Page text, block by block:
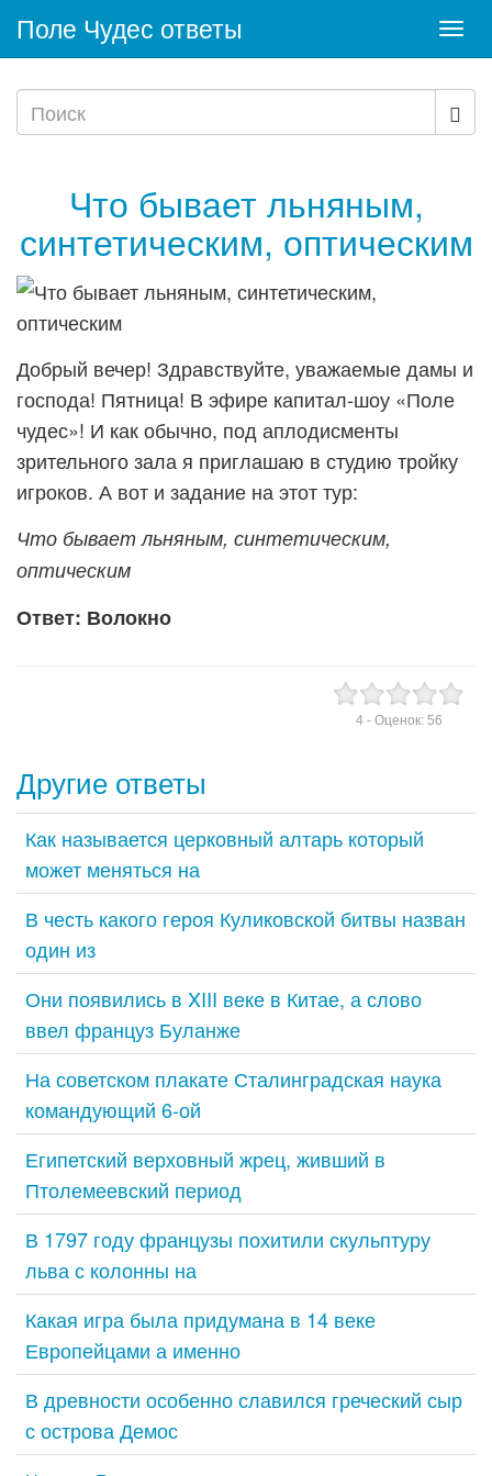
Поле Чудес ответы
Что бывает льняным,
синтетическим, оптическим
Добрый вечер! Здравствуйте, уважаемые дамы и
господа! Пятница! В эфире капитал-шоу «Поле
чудес»! И как обычно, под аплодисменты
зрительного зала я приглашаю в студию тройку
игроков. А вот и задание на этот тур:
Что бывает льняным, синтетическим,
оптическим
Ответ: Волокно
4- Оценок: 56
Другие ответы
Как называется церковный алтарь который
может меняться на
В честь какого героя Куликовской битвы назван
один из
Они появились в XIII веке в Китае, а слово
ввел француз Буланже
На советском плакате Сталинградская наука
командующий 6-ой
Египетский верховный жрец, живший в
Птолемеевский период
В 1797 году французы похитили скульптуру
льва с колонны на
Какая игра была придумана в 14 веке
Европейцами а именно
В древности особенно славился греческий сыр
с острова Демос